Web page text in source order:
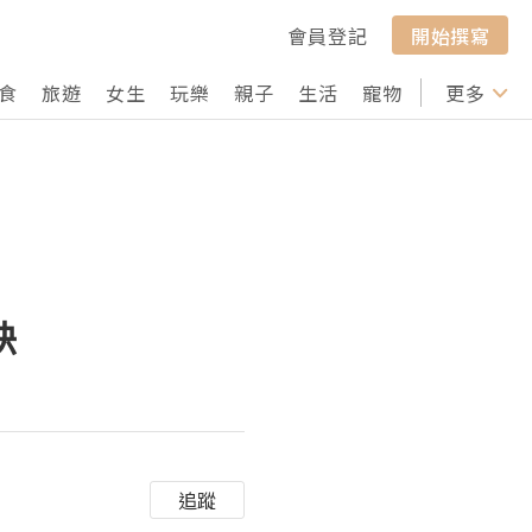
會員登記
開始撰寫
旅遊 女生 玩樂 親子 生活 寵物 行山 打卡
更多
追蹤